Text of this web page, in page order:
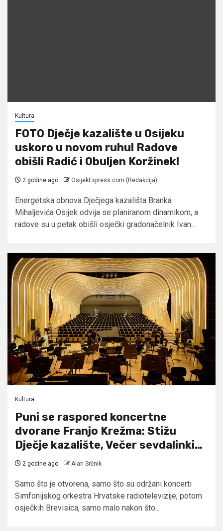
Kultura
FOTO Dječje kazalište u Osijeku
uskoro u novom ruhu! Radove
obišli Radić i Obuljen Koržinek!
2 godine ago OsijekExpress.com (Redakcija)
Energetska obnova Dječjega kazališta Branka
Mihaljevića Osijek odvija se planiranom dinamikom, a
radove su u petak obišli osječki gradonačelnik Ivan...
Kultura
Puni se raspored koncertne
dvorane Franjo Krežma: Stižu
Dječje kazalište, Večer sevdalinki…
2 godine ago Alan Srčnik
Samo što je otvorena, samo što su održani koncerti
Simfonijskog orkestra Hrvatske radiotelevizije, potom
osječkih Brevisica, samo malo nakon što...